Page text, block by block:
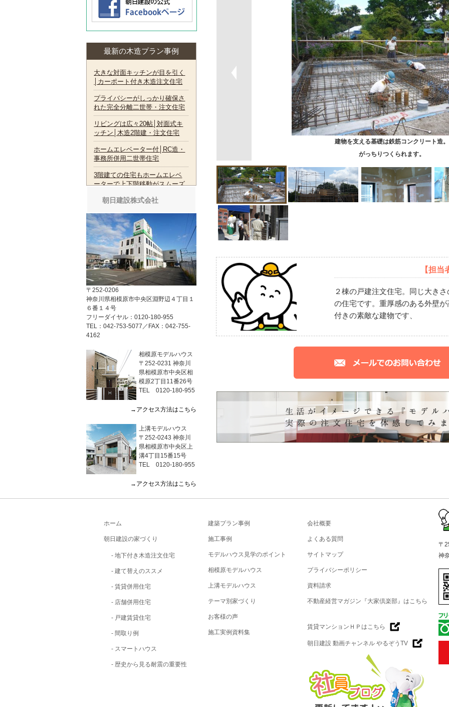
建物を支える基礎は鉄筋コンクリート造。
がっちりつくられます。
【担当
２棟の戸建注文住宅。同じ大き
の住宅です。重厚感のある外壁
付きの素敵な建物です、
最新の木造プラン事例
朝日建設株式会社
〒252-0206
神奈川県相模原市中央区淵野辺４丁目１
６番１４号
フリーダイヤル：0120-180-955
TEL：042-753-5077／FAX：042-755-
4162
相模原モデルハウス
〒252-0231 神奈川
県相模原市中央区相
模原2丁目11番26号
TEL 0120-180-955
→アクセス方法はこちら
上溝モデルハウス
〒252-0243 神奈川
県相模原市中央区上
溝4丁目15番15号
TEL 0120-180-955
→アクセス方法はこちら
ホーム
朝日建設の家づくり
- 地下付き木造注文住宅
- 建て替えのススメ
- 賃貸併用住宅
- 店舗併用住宅
- 戸建賃貸住宅
- 間取り例
- スマートハウス
- 歴史から見る耐震の重要性
建築プラン事例
施工事例
モデルハウス見学のポイント
相模原モデルハウス
上溝モデルハウス
テーマ別家づくり
お客様の声
施工実例資料集
会社概要
よくある質問
サイトマップ
プライバシーポリシー
資料請求
不動産経営マガジン『大家倶楽部』はこちら
賃貸マンションＨＰはこちら
朝日建設 動画チャンネル やるぞうTV
〒
神